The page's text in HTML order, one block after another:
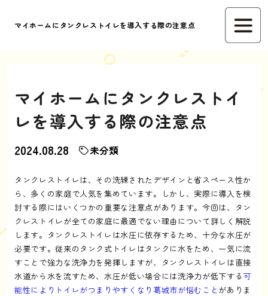
マイホームにタンクレストイレを導入する際の注意点
マイホームにタンクレストイ
レを導入する際の注意点
2024.08.28 未分類
タンクレストイレは、その洗練されたデザインと省スペース性か
ら、多くの家庭で人気を集めています。しかし、実際に導入を検
討する際にはいくつかの重要な注意点があります。今回は、タン
クレストイレが全ての家庭に最適でない理由について詳しく解説
します。タンクレストイレは水圧に依存するため、十分な水圧が
必要です。従来のタンク式トイレはタンクに水をため、一気に流
すことで強力な洗浄力を発揮しますが、タンクレストイレは直接
水道から水を流すため、水圧が低い場合には洗浄力が低下する 可
能性によりトイレがつまりやすくなり葛城市が悩むこと がありま